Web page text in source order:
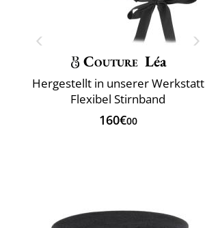
Couture Léa
Hergestellt in unserer Werkstatt
Flexibel Stirnband
160€00